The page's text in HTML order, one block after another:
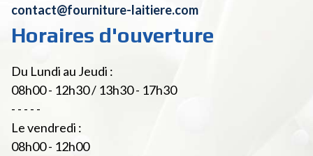
contact@fourniture-laitiere.com
Horaires d'ouverture
Du Lundi au Jeudi :
08h00 - 12h30 / 13h30 - 17h30
- - - - -
Le vendredi :
08h00 - 12h00